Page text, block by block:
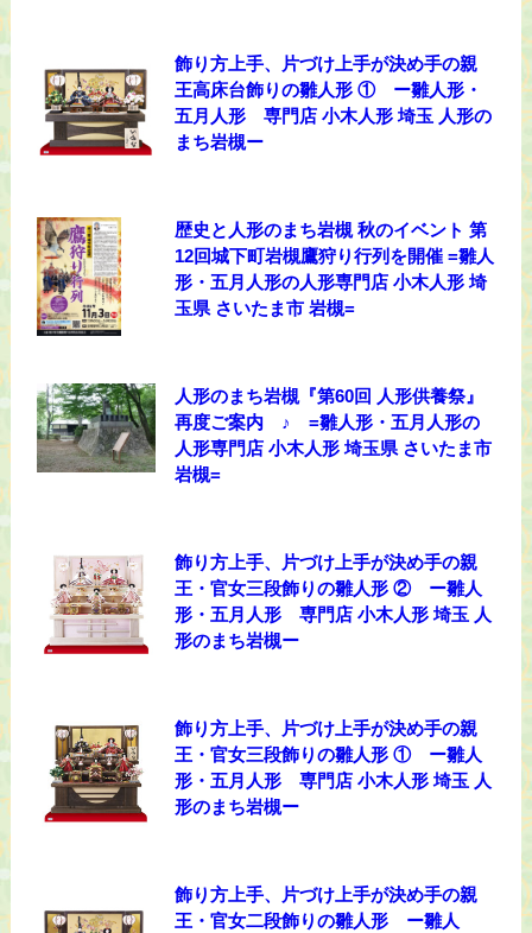
飾り方上手、片づけ上手が決め手の親
王高床台飾りの雛人形 ① ー雛人形・
五月人形 専門店 小木人形 埼玉 人形の
まち岩槻ー
歴史と人形のまち岩槻 秋のイベント 第
12回城下町岩槻鷹狩り行列を開催 =雛人
形・五月人形の人形専門店 小木人形 埼
玉県 さいたま市 岩槻=
人形のまち岩槻『第60回 人形供養祭』
再度ご案内 ♪ =雛人形・五月人形の
人形専門店 小木人形 埼玉県 さいたま市
岩槻=
飾り方上手、片づけ上手が決め手の親
王・官女三段飾りの雛人形 ② ー雛人
形・五月人形 専門店 小木人形 埼玉 人
形のまち岩槻ー
飾り方上手、片づけ上手が決め手の親
王・官女三段飾りの雛人形 ① ー雛人
形・五月人形 専門店 小木人形 埼玉 人
形のまち岩槻ー
飾り方上手、片づけ上手が決め手の親
王・官女二段飾りの雛人形 ー雛人